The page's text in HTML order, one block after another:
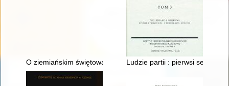
O ziemiańskim świętowaniu : tradycje świąt Bożego
Ludzie partii : pierwsi